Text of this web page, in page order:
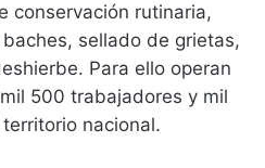
conservación rutinaria,
sellado de grietas,
Para ello operan
500 trabajadores y mil
nacional.